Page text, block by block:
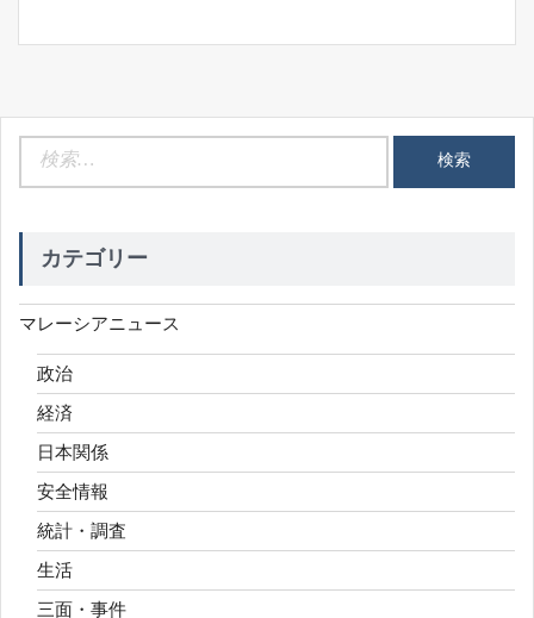
カテゴリー
マレーシアニュース
政治
経済
日本関係
安全情報
統計・調査
生活
三面・事件